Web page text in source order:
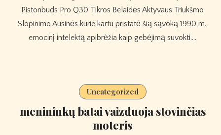
Pistonbuds Pro Q30 Tikros Belaidės Aktyvaus Triukšmo
Slopinimo Ausinės kurie kartu pristatė šią sąvoką 1990 m.,
emocinį intelektą apibrėžia kaip gebėjimą suvokti.…
Uncategorized
menininkų batai vaizduoja stovinčias
moteris